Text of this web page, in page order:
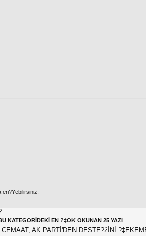
eri?Ÿebilirsiniz.
KATEGORİDEKİ EN ?‡OK OKUNAN 25 YAZI
CEMAAT, AK PARTİ'DEN DESTE?žİNİ